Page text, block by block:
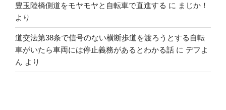
豊玉陸橋側道をモヤモヤと自転車で直進する に まじか！
より
道交法第38条で信号のない横断歩道を渡ろうとする自転
車がいたら車両には停止義務があるとわかる話 に デフよ
ん より